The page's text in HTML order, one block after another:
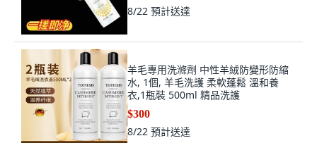
8/22 預計送達
羊毛專用洗滌劑 中性羊絨防變形防縮
水, 1個, 羊毛洗護 柔軟蓬鬆 溫和養
衣,1瓶裝 500ml 精品洗護
$300
8/22 預計送達